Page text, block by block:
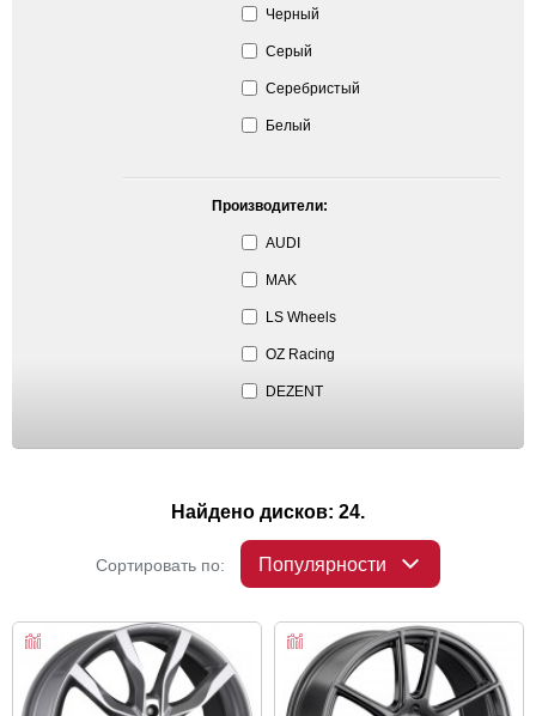
Черный
Серый
Серебристый
Белый
Производители:
AUDI
MAK
LS Wheels
OZ Racing
DEZENT
Найдено дисков: 24.
Сортировать по: Популярности